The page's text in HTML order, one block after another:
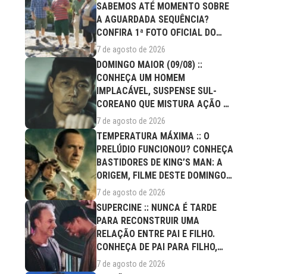
SABEMOS ATÉ MOMENTO SOBRE
A AGUARDADA SEQUÊNCIA?
CONFIRA 1ª FOTO OFICIAL DO
ELENCO!
7 de agosto de 2026
DOMINGO MAIOR (09/08) ::
CONHEÇA UM HOMEM
IMPLACÁVEL, SUSPENSE SUL-
COREANO QUE MISTURA AÇÃO E
DRAMA FAMILIAR
7 de agosto de 2026
TEMPERATURA MÁXIMA :: O
PRELÚDIO FUNCIONOU? CONHEÇA
BASTIDORES DE KING’S MAN: A
ORIGEM, FILME DESTE DOMINGO
(09/08)
7 de agosto de 2026
SUPERCINE :: NUNCA É TARDE
PARA RECONSTRUIR UMA
RELAÇÃO ENTRE PAI E FILHO.
CONHEÇA DE PAI PARA FILHO,
FILME DESTE...
7 de agosto de 2026